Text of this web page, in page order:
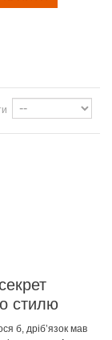
стилю
б, дріб’язок мав